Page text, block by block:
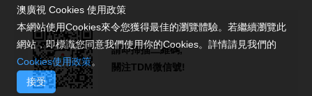
請即掃描二維碼,
關注TDM微信號!
澳廣視 Cookies 使用政策
本網站使用Cookies來令您獲得最佳的瀏覽體驗。若繼續瀏覽此
網站，即標識您同意我們使用你的Cookies。詳情請見我們的
Cookies使用政策。
接受